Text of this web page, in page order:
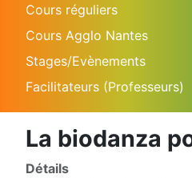
Cours réguliers
Cours Agglo Nantes
Stages/Evènements
Facilitateurs (Professeurs)
La biodanza
Détails